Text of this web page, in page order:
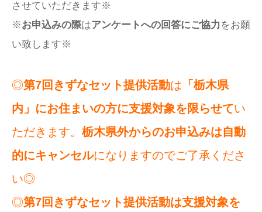
させていただきます※
※お申込みの際はアンケートへの回答にご協力 をお願
い致します※
◎第7回きずなセット提供活動は 「栃木県
内」にお住まいの方に支援対象を限らせてい
ただきます。 栃木県外からのお申込みは自動
的にキャンセルになりますのでご了承くださ
い◎
◎第7回きずなセット提供活動は支援対象を